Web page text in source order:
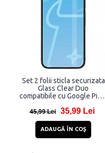
Set 2 folii sticla securizata
Glass Clear Duo
compatibile cu Google Pixel
Transparent
45,99 Lei 35,99 Lei
ADAUGĂ ÎN COŞ